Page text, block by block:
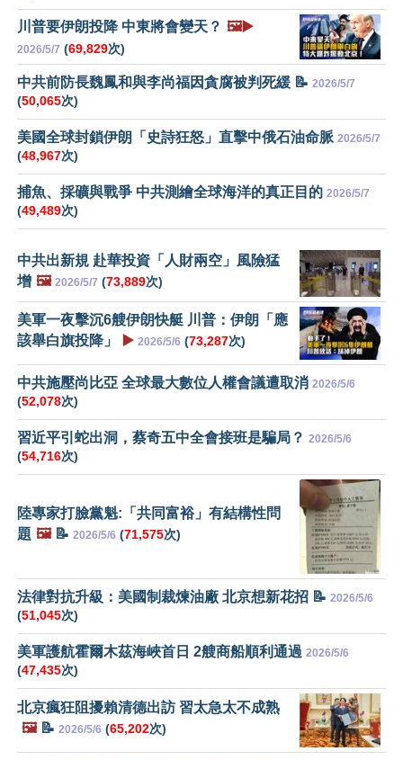
川普要伊朗投降 中東將會變天？ 🖼️▶️
2026/5/7 (69,829次)
中共前防長魏鳳和與李尚福因貪腐被判死緩 📝 2026/5/7
(50,065次)
美國全球封鎖伊朗「史詩狂怒」直擊中俄石油命脈 2026/5/7
(48,967次)
捕魚、採礦與戰爭 中共測繪全球海洋的真正目的 2026/5/7
(49,489次)
中共出新規 赴華投資「人財兩空」風險猛
增 🖼️ 2026/5/7 (73,889次)
美軍一夜擊沉6艘伊朗快艇 川普：伊朗「應
該舉白旗投降」
▶️ 2026/5/6 (73,287次)
中共施壓尚比亞 全球最大數位人權會議遭取消 2026/5/6
(52,078次)
習近平引蛇出洞，蔡奇五中全會接班是騙局？ 2026/5/6
(54,716次)
陸專家打臉黨魁:「共同富裕」有結構性問
題 🖼️📝 2026/5/6 (71,575次)
法律對抗升級：美國制裁煉油廠 北京想新花招 📝 2026/5/6
(51,045次)
美軍護航霍爾木茲海峽首日 2艘商船順利通過 2026/5/6
(47,435次)
北京瘋狂阻擾賴清德出訪 習太急太不成熟
🖼️📝 2026/5/6 (65,202次)